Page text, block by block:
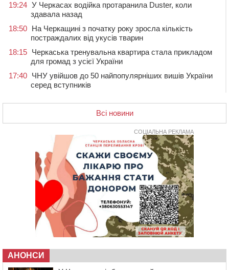
19:24 У Черкасах водійка протаранила Duster, коли
здавала назад
18:50 На Черкащині з початку року зросла кількість
постраждалих від укусів тварин
18:15 Черкаська тренувальна квартира стала прикладом
для громад з усієї України
17:40 ЧНУ увійшов до 50 найпопулярніших вишів України
серед вступників
контейнерний майданчик
16:32
Без розтину грудної клітки: у Черкасах 75-річній
пацієнтці замінили аортальний клапан
У Черкаському онкоцентрі встановили сонячну
електростанцію за понад пів мільйона гривень
У Київській області прощаються з полеглим на
фронті жителем Монастирищини
У Черкасах містяни через нову скляну зупинку і
вирізані дерева потерпають від спеки: Бондаренко
обіцяє масштабне озеленення
Провокував конфлікт і зачинився в автівці: у ТЦК
чоловіка у Тальному
Всі новини
СОЦІАЛЬНА РЕКЛАМА
АНОНСИ